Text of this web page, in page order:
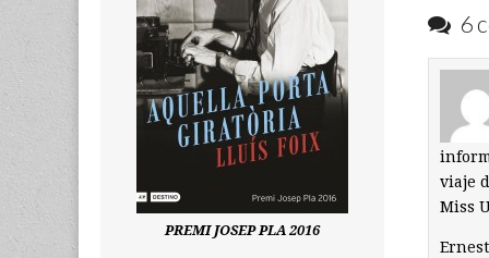
6
viaje
Miss
PREMI JOSEP PLA 2016